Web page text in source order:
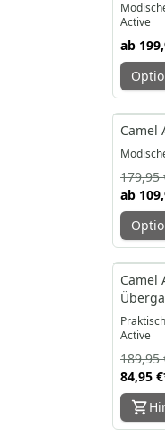
Active
ab
-39%
Camel
ab
179,95
-55%
Camel
Active
84,95 €
189,95